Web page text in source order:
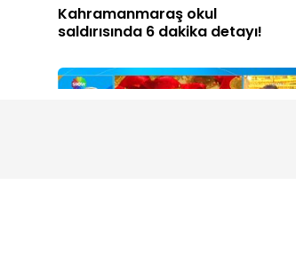
Kahramanmaraş okul
saldırısında 6 dakika detayı!